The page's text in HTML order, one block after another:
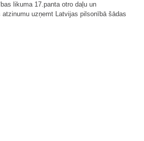
likuma 17.panta otro daļu un
atzinumu uzņemt Latvijas pilsonībā šādas